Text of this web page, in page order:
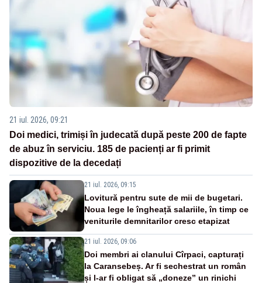
21 iul. 2026, 09:21
Doi medici, trimiși în judecată după peste 200 de fapte
de abuz în serviciu. 185 de pacienți ar fi primit
dispozitive de la decedați
21 iul. 2026, 09:15
Lovitură pentru sute de mii de bugetari.
Noua lege le îngheață salariile, în timp ce
veniturile demnitarilor cresc etapizat
21 iul. 2026, 09:06
Doi membri ai clanului Cîrpaci, capturați
la Caransebeș. Ar fi sechestrat un român
și l-ar fi obligat să „doneze” un rinichi